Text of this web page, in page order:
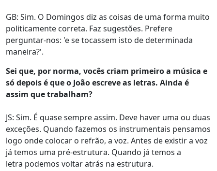
GB: Sim. O Domingos diz as coisas de uma forma muito
politicamente correta. Faz sugestões. Prefere
perguntar-nos: 'e se tocassem isto de determinada
maneira?'.
Sei que, por norma, vocês criam primeiro a música e
só depois é que o João escreve as letras. Ainda é
assim que trabalham?
JS: Sim. É quase sempre assim. Deve haver uma ou duas
exceções. Quando fazemos os instrumentais pensamos
logo onde colocar o refrão, a voz. Antes de existir a voz
já temos uma pré-estrutura. Quando já temos a
letra podemos voltar atrás na estrutura.